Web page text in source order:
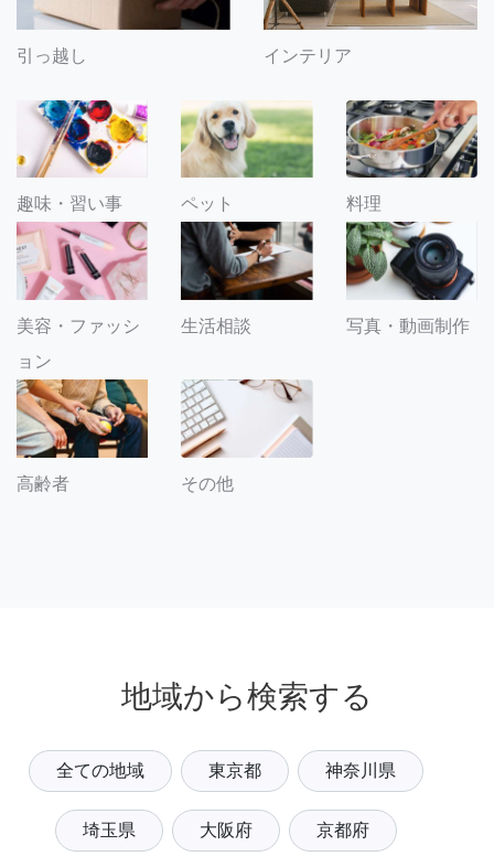
引っ越し インテリア
趣味・習い事 ペット 料理
美容・ファッシ
ョン
生活相談 写真・動画制作
高齢者 その他
地域から検索する
全ての地域 東京都 神奈川県
埼玉県 大阪府 京都府